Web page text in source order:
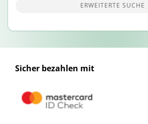
ERWEITERTE SUCHE
Sicher bezahlen mit